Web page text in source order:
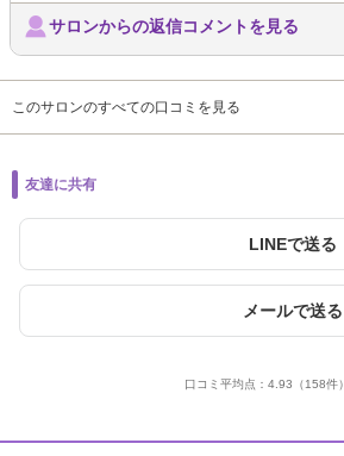
サロンからの返信コメントを見る
このサロンのすべての口コミを見る
友達に共有
LINEで送る
メールで送る
口コミ平均点： 4.93 （158件）